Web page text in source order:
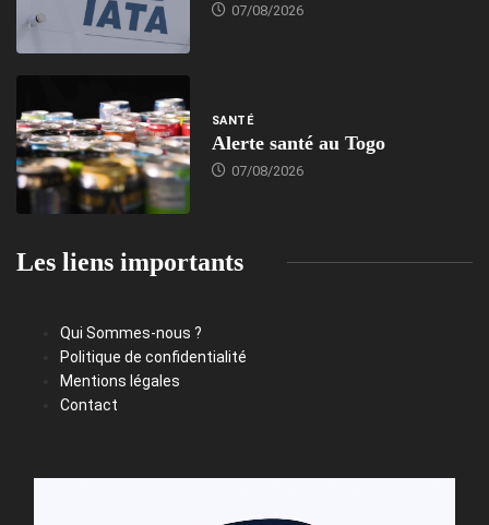
07/08/2026
SANTÉ
Alerte santé au Togo
07/08/2026
Les liens importants
Qui Sommes-nous ?
Politique de confidentialité
Mentions légales
Contact